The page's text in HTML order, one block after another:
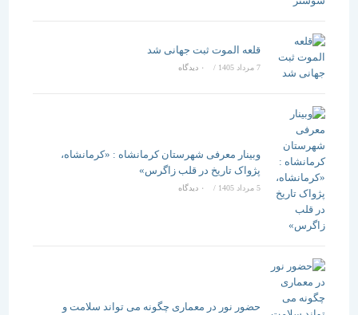
قلعه الموت ثبت جهانی شد
/ ۰ دیدگاه
وبینار معرفی شهرستان کرمانشاه : «کرمانشاه،
پژواک تاریخ در قلب زاگرس»
5 مرداد 1405 / ۰ دیدگاه
حضور نور در معماری چگونه می تواند سلامت و